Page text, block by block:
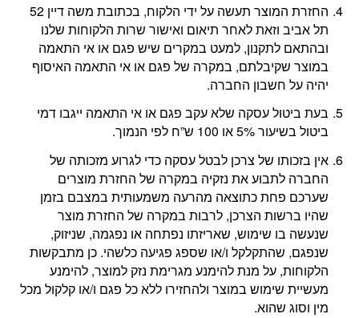
החזרת המוצר תעשה על ידי הלקוח, בכתובת משה דיין 52
תל אביב וזאת לאחר תיאום ואישור שרות הלקוחות שלנו
ובהתאם לתקנון, למעט במקרים שיש פגם או אי התאמה
במוצר שקיבלתם, במקרה של פגם או אי התאמה האיסוף
יהיה על חשבון החברה.
בעת ביטול עסקה שלא עקב פגם או אי התאמה ייגבו דמי
ביטול בשיעור 5% או 100 ש”ח לפי הנמוך.
אין בזכותו של צרכן לבטל עסקה כדי לגרוע מזכותה של
החברה לתבוע את נזקיה במקרה של החזרת מוצרים
שערכם פחת כתוצאה מהרעה משמעותית במצבם בזמן
שהיו ברשות הצרכן, לרבות במקרה של החזרת מוצר
שנעשה בו שימוש, שאריזתו נפתחה או נפגמה, שניזוק,
שנפגם, שהתקלקל ו/או שספג פגיעה כלשהי. כן מתבקשות
הלקוחות, על מנת להימנע מגרימת נזק למוצר, להימנע
מעשיית שימוש במוצר ולהחזירו ללא כל פגם ו/או קלקול מכל
מין וסוג שהוא.